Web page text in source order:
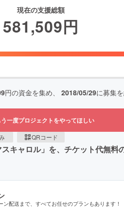
現在の支援総額
581,509円
円の資金を集め、 2018/05/29に募集
う一度プロジェクトをやってほしい
QRコード
キャロル」を、チケット代無料
配送まで、すべてお任せのプランもあります！